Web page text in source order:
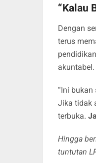
“Kalau
Dengan
terus
akuntabel.
“Ini
Jika tidak
terbuka.
Hingga
tuntutan